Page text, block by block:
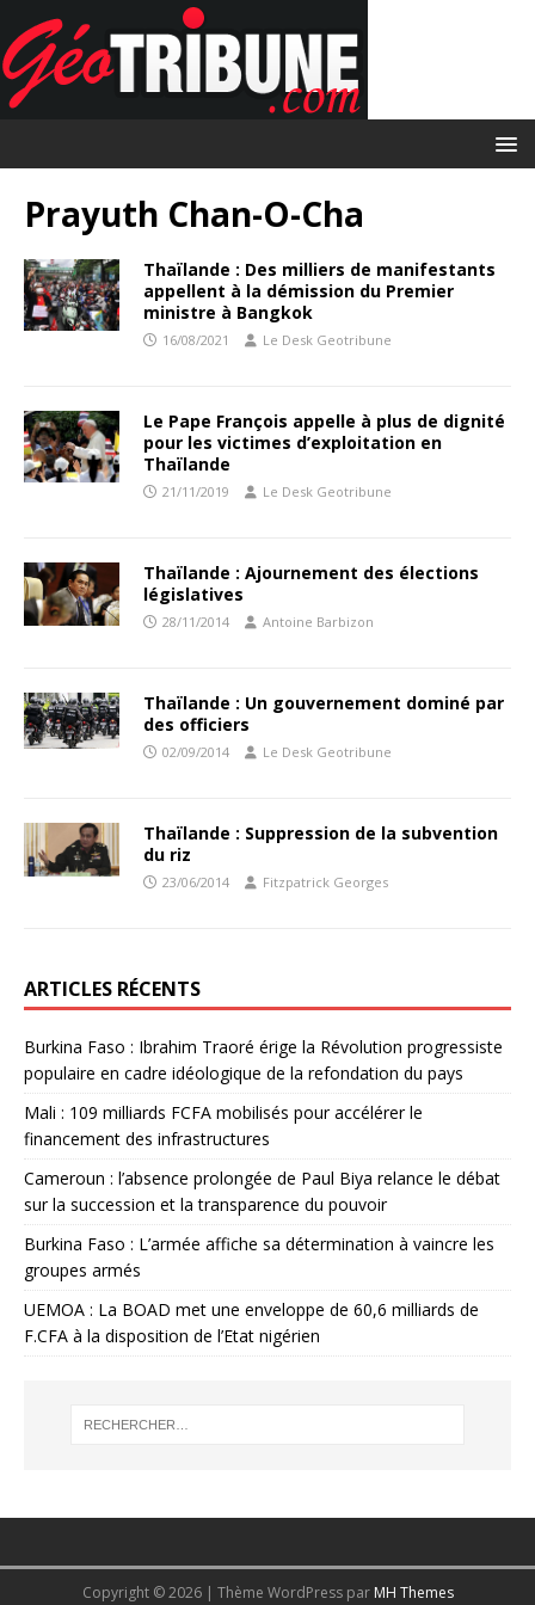
Prayuth Chan-O-Cha
Thaïlande : Des milliers de manifestants
appellent à la démission du Premier
ministre à Bangkok
16/08/2021 Le Desk Geotribune
Le Pape François appelle à plus de dignité
pour les victimes d’exploitation en
Thaïlande
21/11/2019 Le Desk Geotribune
Thaïlande : Ajournement des élections
législatives
28/11/2014 Antoine Barbizon
Thaïlande : Un gouvernement dominé par
des officiers
02/09/2014 Le Desk Geotribune
Thaïlande : Suppression de la subvention
du riz
23/06/2014 Fitzpatrick Georges
ARTICLES RÉCENTS
Burkina Faso : Ibrahim Traoré érige la Révolution progressiste
populaire en cadre idéologique de la refondation du pays
Mali : 109 milliards FCFA mobilisés pour accélérer le
financement des infrastructures
Cameroun : l’absence prolongée de Paul Biya relance le débat
sur la succession et la transparence du pouvoir
Burkina Faso : L’armée affiche sa détermination à vaincre les
groupes armés
UEMOA : La BOAD met une enveloppe de 60,6 milliards de
F.CFA à la disposition de l’Etat nigérien
Copyright © 2026 | Thème WordPress par MH Themes